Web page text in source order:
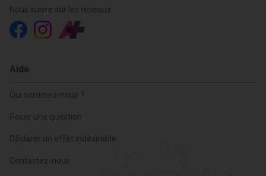
Nous suivre sur les réseaux
Aide
Qui sommes-nous ?
Poser une question
Déclarer un effet indésirable
Contactez-nous